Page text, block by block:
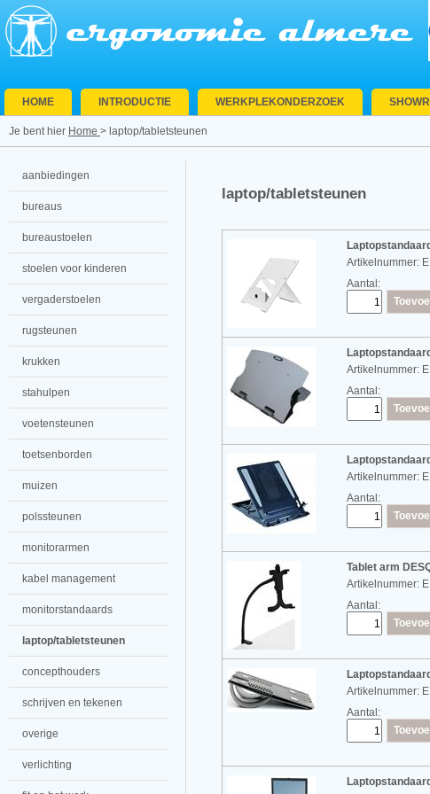
HOME INTRODUCTIE WERKPLEKONDERZOEK
Je bent hier Home > laptop/tabletsteunen
aanbiedingen
bureaus
bureaustoelen
stoelen voor kinderen
vergaderstoelen
rugsteunen
krukken
stahulpen
voetensteunen
toetsenborden
muizen
polssteunen
monitorarmen
kabel management
monitorstandaards
laptop/tabletsteunen
concepthouders
schrijven en tekenen
overige
verlichting
laptop/tabletsteunen
Artikelnummer:
Aantal:
Artikelnummer:
Aantal:
Artikelnummer:
Aantal:
Tablet arm
Artikelnummer:
Aantal:
Artikelnummer:
Aantal: